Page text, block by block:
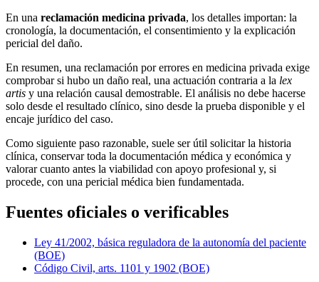
En una reclamación medicina privada, los detalles importan: la
cronología, la documentación, el consentimiento y la explicación
pericial del daño.
En resumen, una reclamación por errores en medicina privada exige
comprobar si hubo un daño real, una actuación contraria a la lex
artis y una relación causal demostrable. El análisis no debe hacerse
solo desde el resultado clínico, sino desde la prueba disponible y el
encaje jurídico del caso.
Como siguiente paso razonable, suele ser útil solicitar la historia
clínica, conservar toda la documentación médica y económica y
valorar cuanto antes la viabilidad con apoyo profesional y, si
procede, con una pericial médica bien fundamentada.
Fuentes oficiales o verificables
Ley 41/2002, básica reguladora de la autonomía del paciente
(BOE)
Código Civil, arts. 1101 y 1902 (BOE)